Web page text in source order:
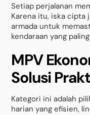
Setiap perjalanan
Karena itu, iska cipta
armada untuk
kendaraan yang
MPV
Solusi
Kategori ini adalah
harian yang efisien,